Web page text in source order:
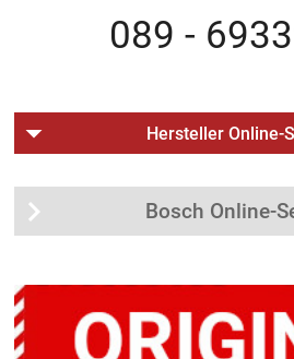
089 -
Hersteller Online-
Bosch Online-